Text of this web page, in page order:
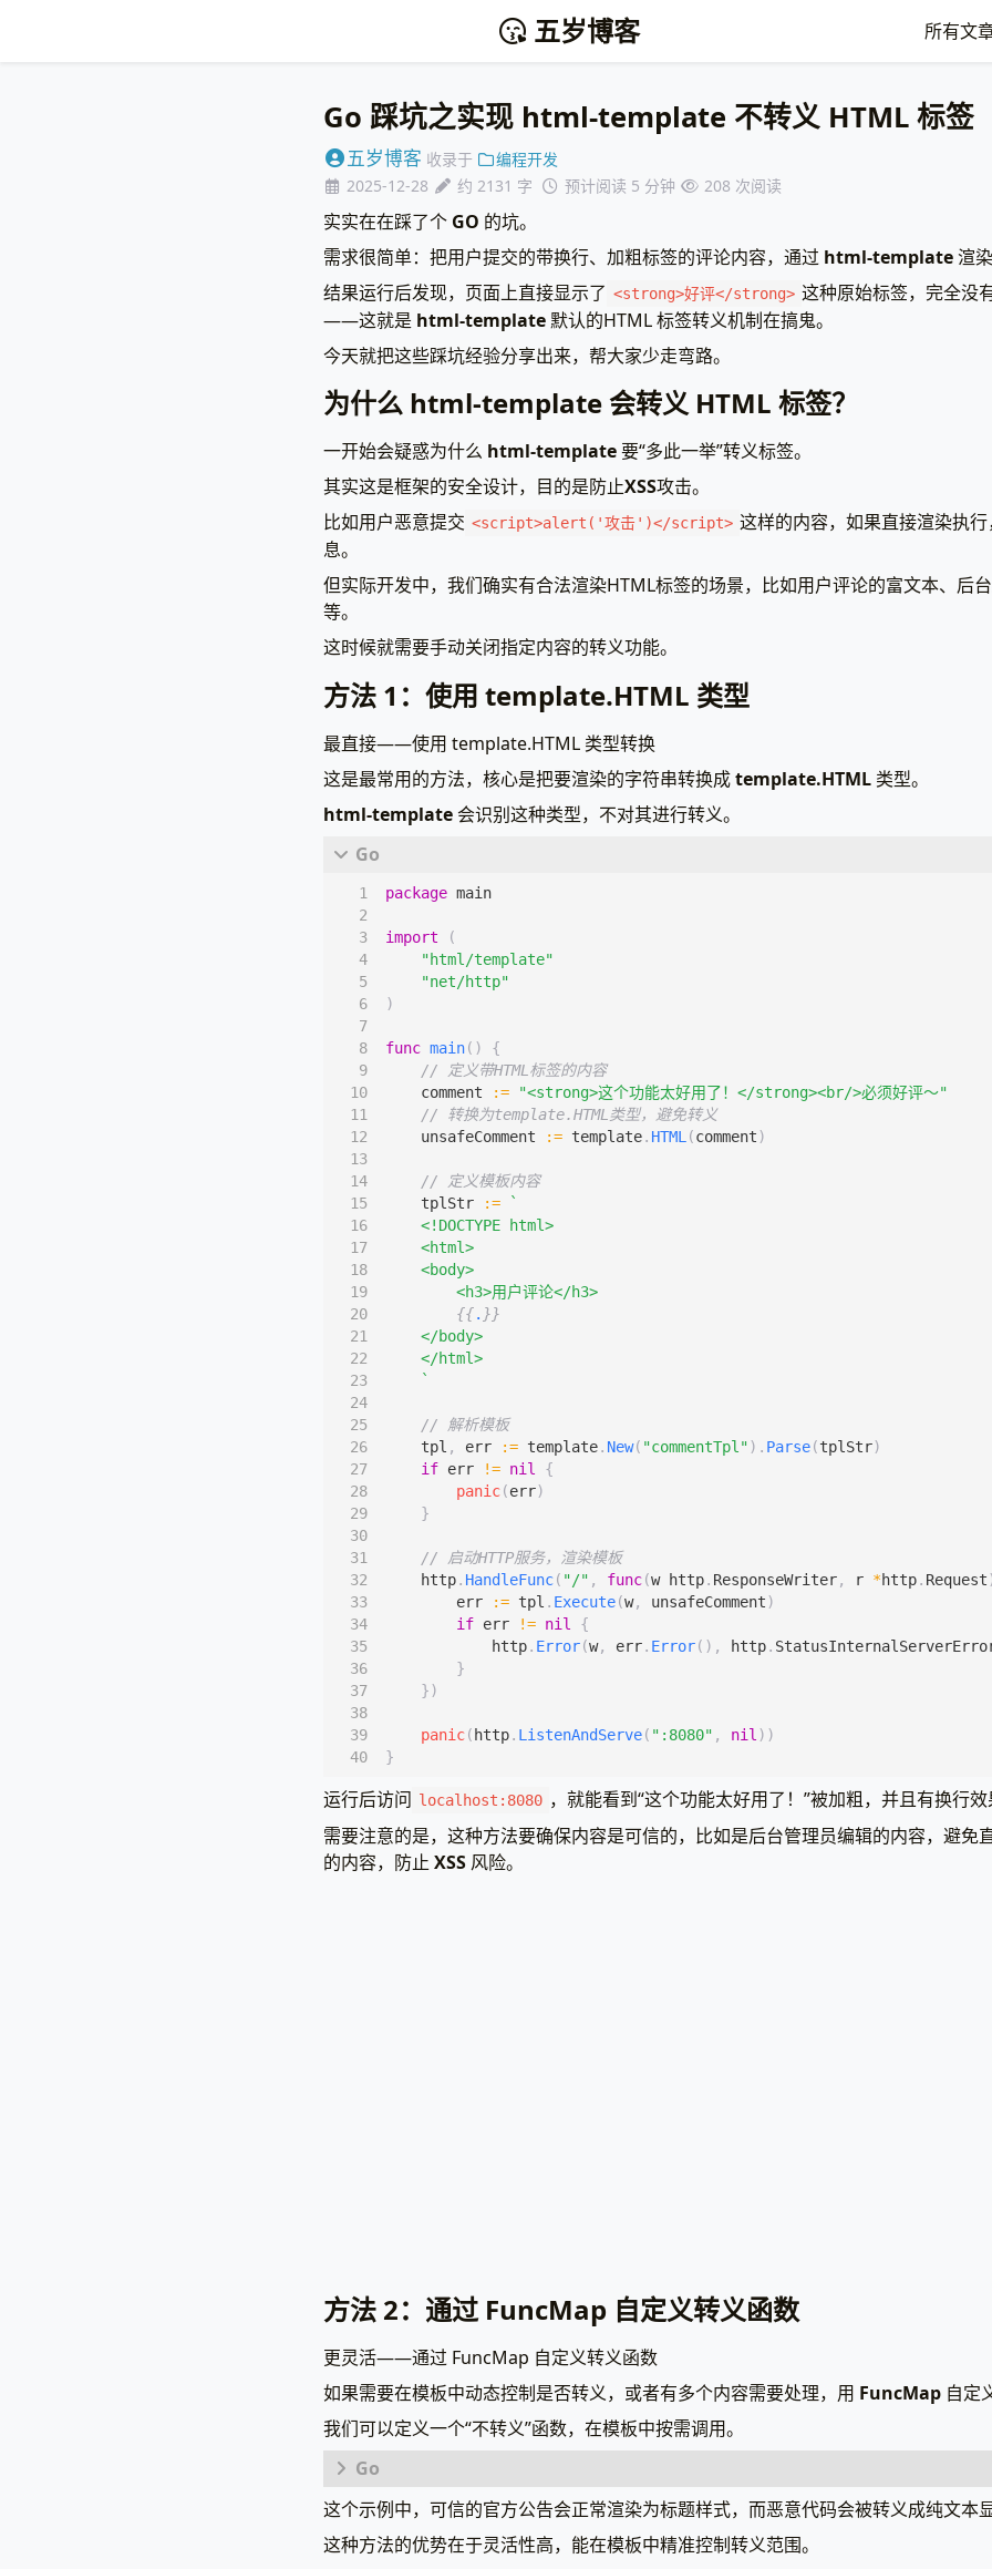
五岁博客 所有文
Go 踩坑之实现 html-template 不转义 HTML 标签
五岁博客 收录于
编程开发
2025-12-28
约 2131 字 预计阅读 5 分钟 208 次阅读
实实在在踩了个 GO 的坑。
需求很简单：把用户提交的带换行、加粗标签的评论内容，通过 html-template渲染
结果运行后发现，页面上直接显示了 <strong>好评</strong> 这种原始标签，完全没
——这就是 html-template默认的HTML 标签转义机制在搞鬼。
今天就把这些踩坑经验分享出来，帮大家少走弯路。
为什么 html-template 会转义 HTML 标签？
一开始会疑惑为什么 html-template要“多此一举”转义标签。
其实这是框架的安全设计，目的是防止XSS攻击。
比如用户恶意提交 <script>alert('攻击')</script> 这样的内容，如果直接渲染执
息。
但实际开发中，我们确实有合法渲染HTML标签的场景，比如用户评论的富文本、后
等。
这时候就需要手动关闭指定内容的转义功能。
方法 1：使用 template.HTML 类型
最直接——使用 template.HTML 类型转换
这是最常用的方法，核心是把要渲染的字符串转换成template.HTML类型。
html-template会识别这种类型，不对其进行转义。
package main
import
(
"html/template"
"net/http"
)
func main()
{
// 定义带HTML标签的内容
comment
:=
"<strong>这个功能太好用了！</strong><br/>必须好评～"
// 转换为template.HTML类型，避免转义
unsafeComment
:= template. HTML (comment)
// 定义模板内容
tplStr
:=
    <!DOCTYPE html>
    <html>
    <body>
        <h3>用户评论</h3>
{{. }}
    </body>
    </html>
    `
// 解析模板
tpl , err := template. New( "commentTpl"). Parse(tplStr)
if err != nil
{
panic(err)
}
// 启动HTTP服务，渲染模板
http. HandleFunc( "/" , func(w http. ResponseWriter, r *http. Request
err
:= tpl . Execute(w, unsafeComment)
if err != nil
{
http. Error(w, err. Error(), http.
}
})
panic(http. ListenAndServe( ":8080" , nil ))
}
运行后访问 localhost:8080 ，就能看到“这个功能太好用了！”被加粗，并且有换行效
需要注意的是，这种方法要确保内容是可信的，比如是后台管理员编辑的内容，避免
的内容，防止 XSS风险。
方法 2：通过 FuncMap 自定义转义函数
更灵活——通过 FuncMap 自定义转义函数
如果需要在模板中动态控制是否转义，或者有多个内容需要处理，用 FuncMap自定
我们可以定义一个“不转义”函数，在模板中按需调用。
package main
import (
这个示例中，可信的官方公告会正常渲染为标题样式，而恶意代码会被转义成纯文本显
这种方法的优势在于灵活性高，能在模板中精准控制转义范围。